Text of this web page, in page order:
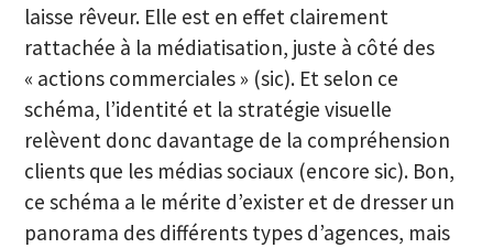
laisse rêveur. Elle est en effet clairement
rattachée à la médiatisation, juste à côté des
« actions commerciales » (sic). Et selon ce
schéma, l’identité et la stratégie visuelle
relèvent donc davantage de la compréhension
clients que les médias sociaux (encore sic). Bon,
ce schéma a le mérite d’exister et de dresser un
panorama des différents types d’agences, mais